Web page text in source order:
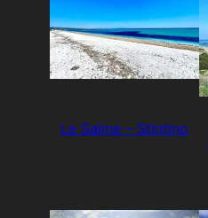
Le Saline – Stintino